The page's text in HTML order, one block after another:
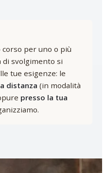
corso per uno o più
di svolgimento si
tue esigenze: le
a distanza (in modalità
presso la tua